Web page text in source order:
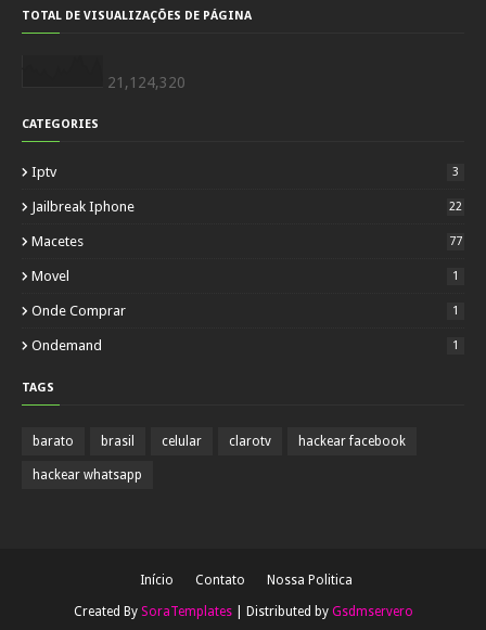
TOTAL DE VISUALIZAÇÕES DE PÁGINA
21,124,320
CATEGORIES
Iptv 3
Jailbreak Iphone 22
Macetes 77
Movel 1
Onde Comprar 1
Ondemand 1
TAGS
barato brasil celular clarotv hackear facebook
hackear whatsapp
Início Contato Nossa Politica
Created By SoraTemplates| Distributed by Gsdmservero